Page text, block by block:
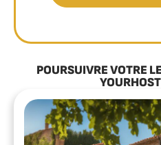
POURSUIVRE VOTRE